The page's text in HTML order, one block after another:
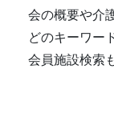
会の概要や介
どのキーワー
会員施設検索